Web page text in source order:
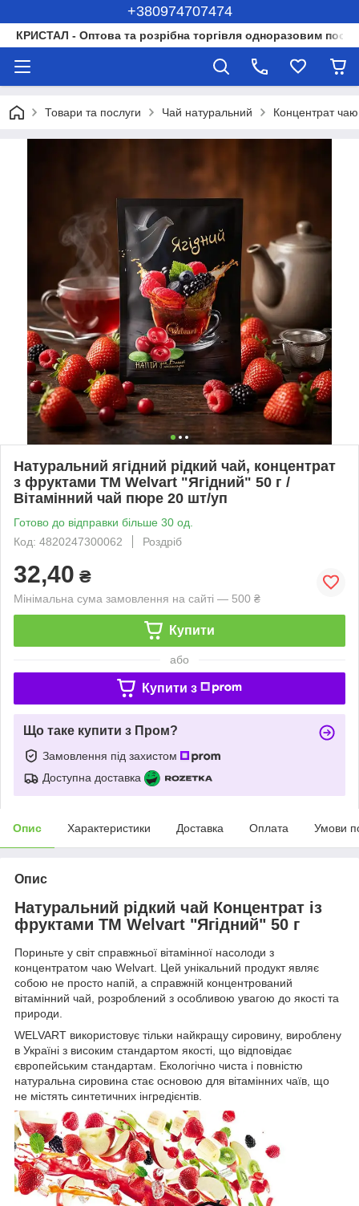
+380974707474
КРИСТАЛ - Оптова та розрібна торгівля одноразовим
Товари та послуги Чай натуральний Концентрат
Натуральний ягідний рідкий чай, концентрат
з фруктами ТМ Welvart "Ягідний" 50 г /
Вітамінний чай пюре 20 шт/уп
Готово до відправки більше 30 од.
Код: 4820247300062
Роздріб
32,40 ₴
Мінімальна сума замовлення на сайті — 500 ₴
Купити
або
Купити з
Що таке купити з Пром?
Замовлення під захистом
Доступна доставка
Опис Характеристики Доставка Оплата Умови
Опис
Натуральний рідкий чай Концентрат із
фруктами ТМ Welvart "Ягідний" 50 г
Пориньте у світ справжньої вітамінної насолоди з
концентратом чаю Welvart. Цей унікальний продукт являє
собою не просто напій, а справжній концентрований
вітамінний чай, розроблений з особливою увагою до якості та
природи.
WELVART використовує тільки найкращу сировину, вироблену
в Україні з високим стандартом якості, що відповідає
європейським стандартам. Екологічно чиста і повністю
натуральна сировина стає основою для вітамінних чаїв, що
не містять синтетичних інгредієнтів.